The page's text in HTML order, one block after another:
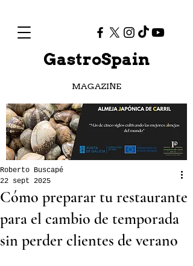
GastroSpain
MAGAZINE
Cómo preparar tu restaurante
para el cambio de temporada
sin perder clientes de verano
Roberto Buscapé
22 sept 2025